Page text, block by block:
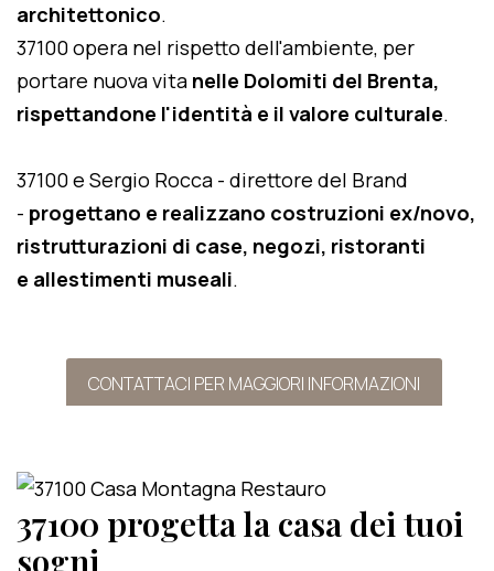
architettonico.
37100 opera nel rispetto dell'ambiente, per
portare nuova vita nelle Dolomiti del Brenta,
rispettandone l'identità e il valore culturale.
37100 e Sergio Rocca - direttore del Brand
- progettano e realizzano costruzioni ex/novo,
ristrutturazioni di case, negozi, ristoranti
e allestimenti museali.
CONTATTACI PER MAGGIORI INFORMAZIONI
37100 progetta la casa dei tuoi
sogni